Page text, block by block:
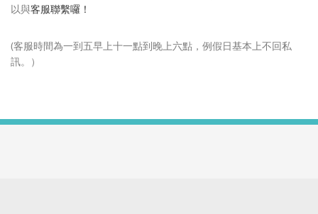
以與客服聯繫囉！
(客服時間為一到五早上十一點到晚上六點，例假日基本上不回私
訊。）